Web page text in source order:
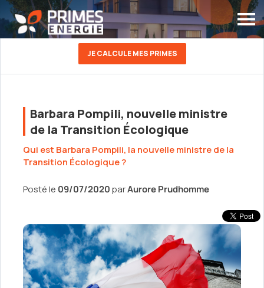
JE CALCULE MES PRIMES
Barbara Pompili, nouvelle ministre
de la Transition Écologique
Qui est Barbara Pompili, la nouvelle ministre de la
Transition Écologique ?
Posté le 09/07/2020parAurore Prudhomme